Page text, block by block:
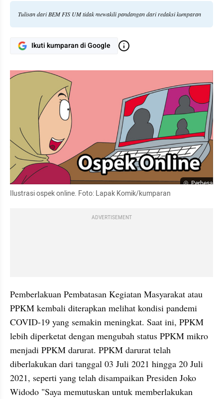
Tulisan dari BEM FIS UM tidak mewakili pandangan dari redaksi kumparan
Ikuti kumparan di Google
Perbesar
Ilustrasi ospek online. Foto: Lapak Komik/kumparan
ADVERTISEMENT
Pemberlakuan Pembatasan Kegiatan Masyarakat atau
PPKM kembali diterapkan melihat kondisi pandemi
COVID-19 yang semakin meningkat. Saat ini, PPKM
lebih diperketat dengan mengubah status PPKM mikro
menjadi PPKM darurat. PPKM darurat telah
diberlakukan dari tanggal 03 Juli 2021 hingga 20 Juli
2021, seperti yang telah disampaikan Presiden Joko
Widodo "Saya memutuskan untuk memberlakukan